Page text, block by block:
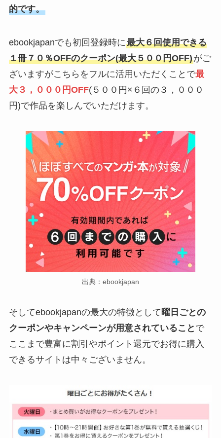
的です。
ebookjapanでも初回登録時に最大６回使用できる
１冊７０％OFFのクーポン(最大５００円OFF)がご
ざいますがこちらをフルに活用いただくことで最
大３，０００円OFF(５００円×６回の３，０００
円)で作品を楽しんでいただけます。
出典：ebookjapan
そしてebookjapanの最大の特徴として曜日ごとの
クーポンやキャンペーンが用意されていること で
ここまで豊富に割引やポイント還元でお得に購入
できるサイトは中々ございません。